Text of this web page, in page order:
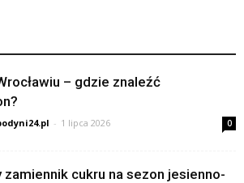
– gdzie znaleźć
- 1 lipca 2026 0
cukru na sezon jesienno-